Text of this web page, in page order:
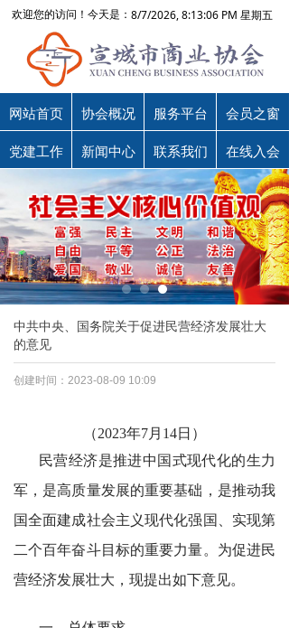
8/7/2026, 8:13:06 PM 星期五
欢迎您的访问！今天是：
网站首页 协会概况 服务平台 会员之窗
党建工作 新闻中心 联系我们 在线入会
创建时间： 2023-08-09 10:09
（2023年7月14日）
民营经济是推进中国式现代化的生力
军，是高质量发展的重要基础，是推动我
国全面建成社会主义现代化强国、实现第
二个百年奋斗目标的重要力量。为促进民
营经济发展壮大，现提出如下意见。
中共中央、国务院关于促进民营经济发展壮大
的意见